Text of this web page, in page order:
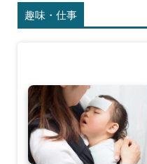
シ趣味・仕事